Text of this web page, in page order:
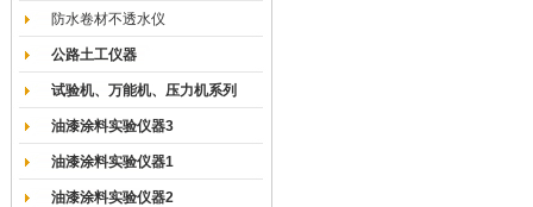
防水卷材不透水仪
公路土工仪器
试验机、万能机、压力机系列
油漆涂料实验仪器3
油漆涂料实验仪器1
油漆涂料实验仪器2